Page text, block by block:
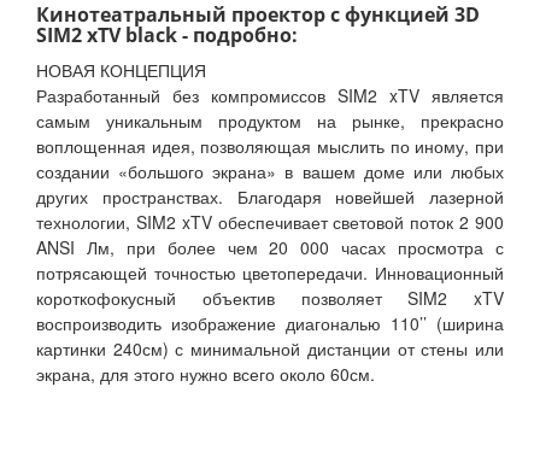
Кинотеатральный проектор с функцией 3D
SIM2 xTV black - подробно:
НОВАЯ КОНЦЕПЦИЯ
Разработанный без компромиссов SIM2 xTV является
самым уникальным продуктом на рынке, прекрасно
воплощенная идея, позволяющая мыслить по иному, при
создании «большого экрана» в вашем доме или любых
других пространствах. Благодаря новейшей лазерной
технологии, SIM2 xTV обеспечивает световой поток 2 900
ANSI Лм, при более чем 20 000 часах просмотра с
потрясающей точностью цветопередачи. Инновационный
короткофокусный объектив позволяет SIM2 xTV
воспроизводить изображение диагональю 110’’ (ширина
картинки 240см) с минимальной дистанции от стены или
экрана, для этого нужно всего около 60см.